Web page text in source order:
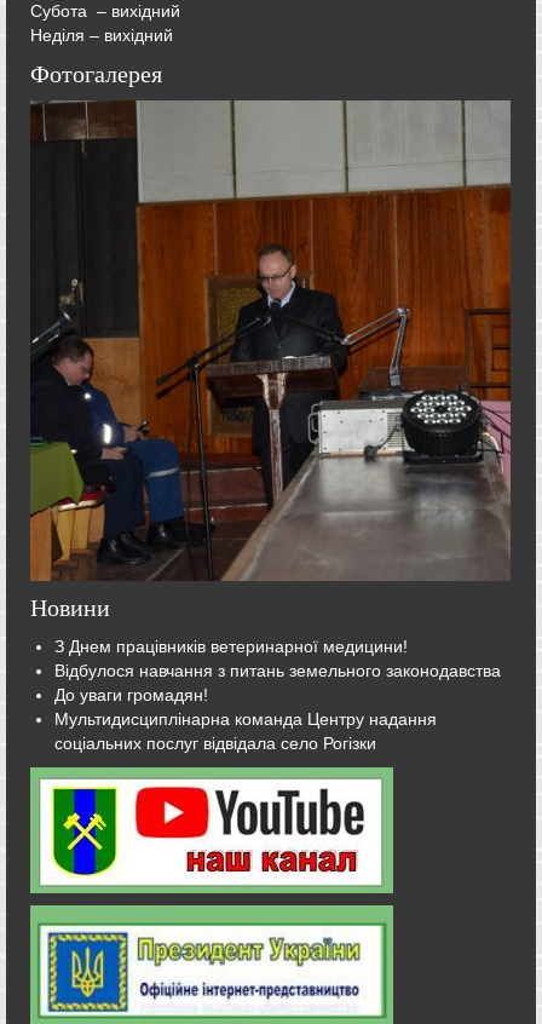
Субота – вихідний
Неділя – вихідний
Фотогалерея
Новини
З Днем працівників ветеринарної медицини!
Відбулося навчання з питань земельного законодавства
До уваги громадян!
Мультидисциплінарна команда Центру надання
соціальних послуг відвідала село Рогізки